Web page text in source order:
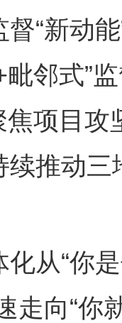
“新动
邻式”
项目攻
续推动
“你是
走向“你
谢